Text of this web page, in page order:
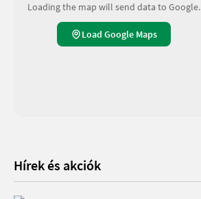
Loading the map will send data to Google.
Load Google Maps
Hírek és akciók